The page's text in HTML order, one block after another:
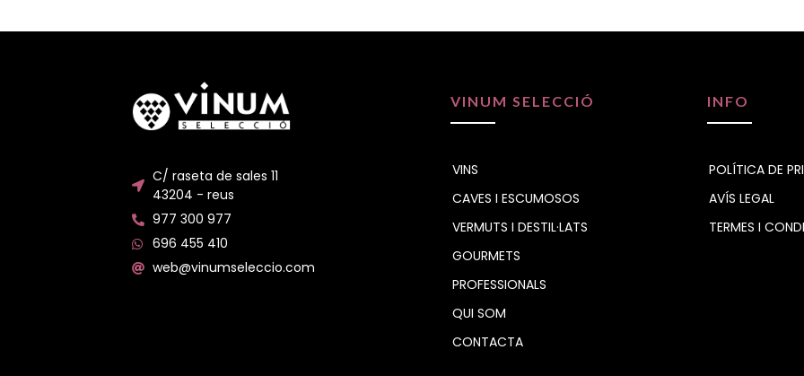
C/ raseta de sales 11
43204 - reus
977 300 977
696 455 410
web@vinumseleccio.com
VINUM SELECCIÓ
VINS
CAVES I ESCUMOSOS
VERMUTS I DESTIL·LATS
GOURMETS
PROFESSIONALS
QUI SOM
CONTACTA
INFO
POLÍTICA DE
AVÍS LEGAL
TERMES I